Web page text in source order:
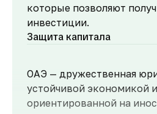
которые позволяют
инвестиции.
Защита капитала
ОАЭ — дружественная
устойчивой экономикой
ориентированной на